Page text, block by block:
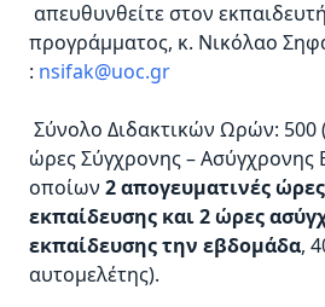
απευθυνθείτε στον
προγράμματος, κ. Νικόλαο
: nsifak@uoc.gr
Σύνολο Διδακτικών Ωρών: 500
ώρες Σύγχρονης – Ασύγχρονης
οποίων 2 απογευματινές
εκπαίδευσης και 2 ώρες
εκπαίδευσης την εβδομάδα,
αυτομελέτης).